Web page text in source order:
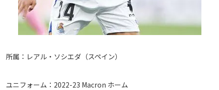
所属：レアル・ソシエダ（スペイン）
ユニフォーム：2022-23 Macron ホーム